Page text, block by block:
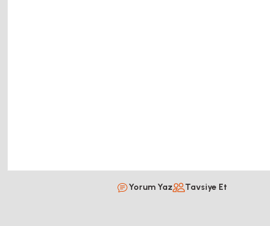
Yorum Yaz Tavsiye Et